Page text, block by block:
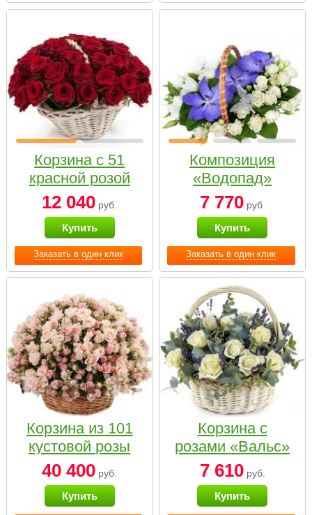
Заказать в один клик
Корзина с 51
красной розой
12 040 руб.
Купить
Заказать в один клик
Композиция
«Водопад»
7 770руб.
Купить
Корзина из 101
кустовой розы
нежных тонов
40 400 руб.
Купить
Корзина с
розами «Вальс»
7 610руб.
Купить